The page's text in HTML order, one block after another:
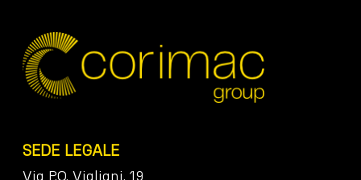
SEDE LEGALE
Via P.O. Vigliani, 19